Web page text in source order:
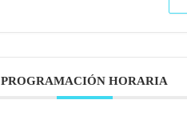
PROGRAMACIÓN HORARIA